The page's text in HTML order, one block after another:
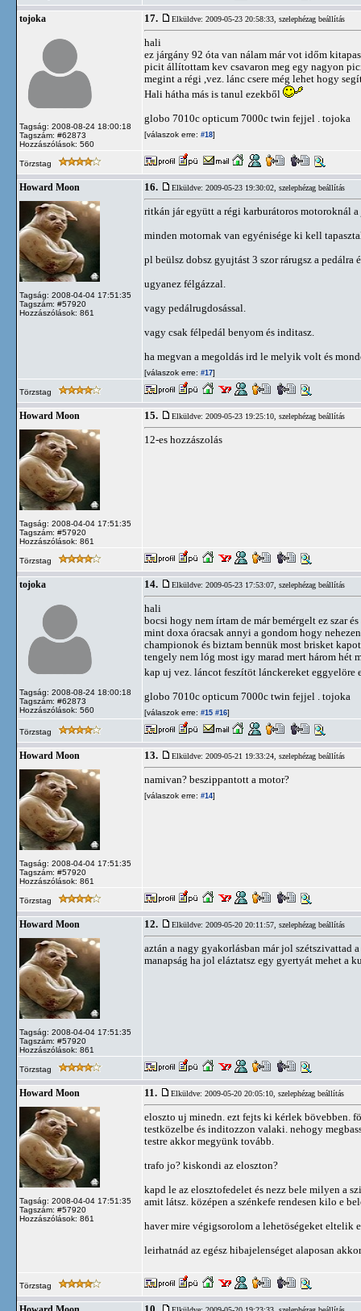
tojoka
Tagság: 2008-08-24 18:00:18
Tagszám: #62873
Hozzászólások: 560
17. Elküldve: 2009-05-23 20:58:33, szelephézag beállítás
hali
ez járgány 92 óta van nálam már vot időm
picit állítottam kev csavaron meg egy nagyon
megint a régi ,vez. lánc csere még lehet hogy
Hali hátha más is tanul ezekből
globo 7010c opticum 7000c twin fejjel . tojoka
[válaszok erre: #18]
Törzstag
Howard Moon
Tagság: 2008-04-04 17:51:35
Tagszám: #57920
Hozzászólások: 861
16. Elküldve: 2009-05-23 19:30:02, szelephézag beállítás
ritkán jár együtt a régi karburátoros motoroknál
minden motornak van egyénisége ki kell
pl beülsz dobsz gyujtást 3 szor rárugsz a pedálra
ugyanez félgázzal.
vagy pedálrugdosással.
vagy csak félpedál benyom és inditasz.
ha megvan a megoldás ird le melyik volt és
[válaszok erre: #17]
Törzstag
Howard Moon
Tagság: 2008-04-04 17:51:35
Tagszám: #57920
Hozzászólások: 861
15. Elküldve: 2009-05-23 19:25:10, szelephézag beállítás
12-es hozzászolás
Törzstag
tojoka
Tagság: 2008-08-24 18:00:18
Tagszám: #62873
Hozzászólások: 560
14. Elküldve: 2009-05-23 17:53:07, szelephézag beállítás
hali
bocsi hogy nem írtam de már bemérgelt ez szar
mint doxa óracsak annyi a gondom hogy
championok és biztam bennük most brisket
tengely nem lóg most igy marad mert három hét
kap uj vez. láncot feszítöt lánckereket
globo 7010c opticum 7000c twin fejjel . tojoka
[válaszok erre: #15 #16]
Törzstag
Howard Moon
Tagság: 2008-04-04 17:51:35
Tagszám: #57920
Hozzászólások: 861
13. Elküldve: 2009-05-21 19:33:24, szelephézag beállítás
namivan? beszippantott a motor?
[válaszok erre: #14]
Törzstag
Howard Moon
Tagság: 2008-04-04 17:51:35
Tagszám: #57920
Hozzászólások: 861
12. Elküldve: 2009-05-20 20:11:57, szelephézag beállítás
aztán a nagy gyakorlásban már jol szétszivattad
manapság ha jol eláztatsz egy gyertyát mehet a
Törzstag
Howard Moon
Tagság: 2008-04-04 17:51:35
Tagszám: #57920
Hozzászólások: 861
11. Elküldve: 2009-05-20 20:05:10, szelephézag beállítás
eloszto uj minedn. ezt fejts ki kérlek bövebben.
testközelbe és inditozzon valaki. nehogy
testre akkor megyünk tovább.
trafo jo? kiskondi az eloszton?
kapd le az elosztofedelet és nezz bele milyen a
amit látsz. középen a szénkefe rendesen kilo e
haver mire végigsorolom a lehetöségeket eltelik
leirhatnád az egész hibajelenséget alaposan
Törzstag